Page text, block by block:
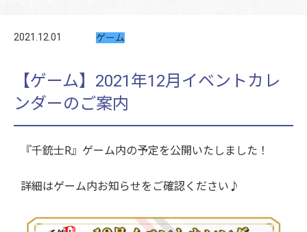
2021.12.01 ゲーム
【ゲーム】2021年12月イベントカレ
ンダーのご案内
『千銃士R』ゲーム内の予定を公開いたしました！
詳細はゲーム内お知らせをご確認ください♪